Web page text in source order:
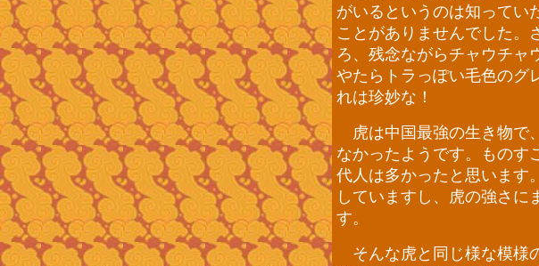
がいるというのは知ってい
ことがありませんでした。
ろ、残念ながらチャウチャ
やたらトラっぽい毛色のグ
れは珍妙な！
虎は中国最強の生き物で
なかったようです。ものす
代人は多かったと思います
していますし、虎の強さに
す。
そんな虎と同じ様な模様